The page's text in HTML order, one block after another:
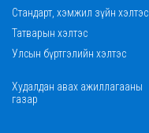
Стандарт, хэмжил зүйн хэлтэс
Татварын хэлтэс
Улсын бүртгэлийн хэлтэс
Худалдан авах ажиллагааны
газар